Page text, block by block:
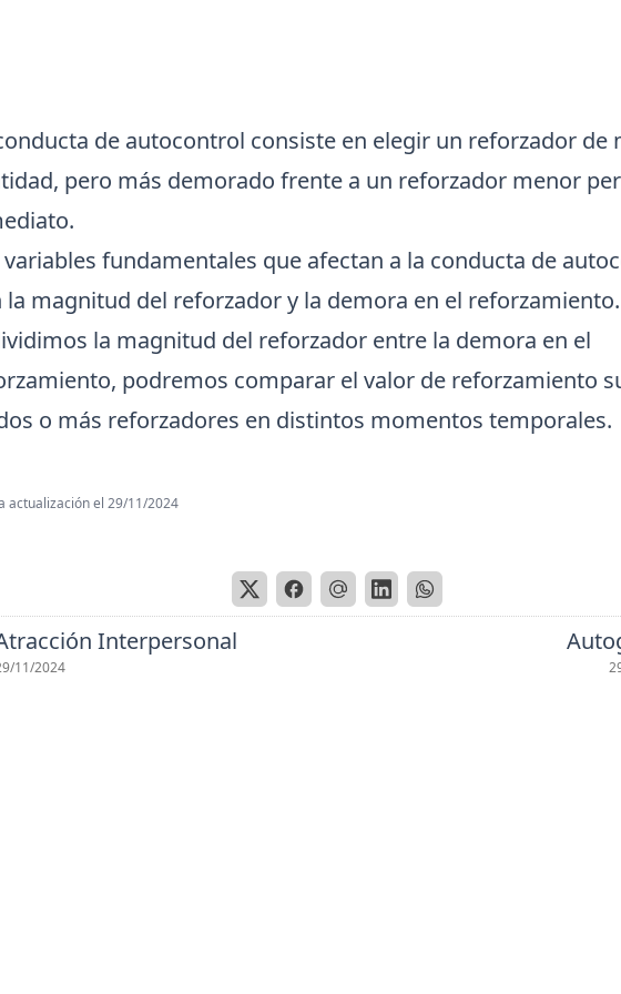
de autocontrol consiste en elegir un reforzador de
pero más demorado frente a un reforzador menor
variables fundamentales que afectan a la conducta de
la magnitud del reforzador y la demora en el reforzamiento.
la magnitud del reforzador entre la demora en el
podremos comparar el valor de reforzamiento
o más reforzadores en distintos momentos temporales.
actualización el 29/11/2024
Interpersonal
11/2024